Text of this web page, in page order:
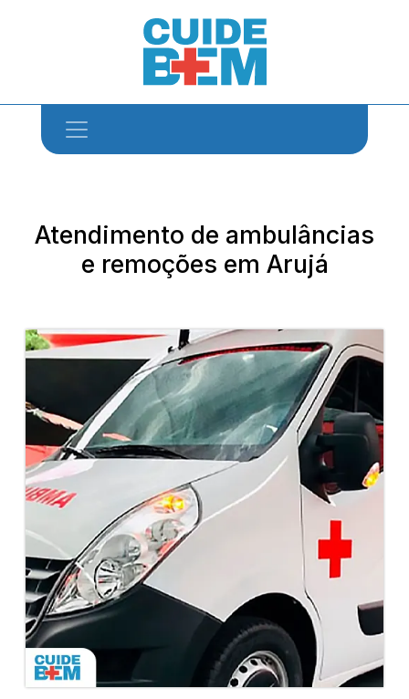
Atendimento de ambulâncias
e remoções em Arujá